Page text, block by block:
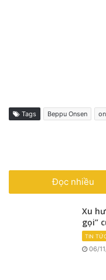
Tags Beppu Onsen
Đọc nhiều
Xu
gọi”
TIN
06/